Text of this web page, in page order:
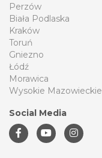
Perzów
Biała Podlaska
Kraków
Toruń
Gniezno
Łódź
Morawica
Wysokie Mazowieckie
Social Media